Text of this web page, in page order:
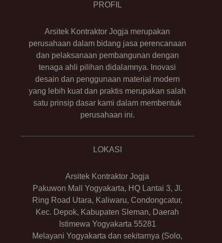
PROFIL
Arsitek Kontraktor Jogja merupakan
perusahaan dalam bidang jasa perencanaan
dan pelaksanaan pembangunan dengan
tenaga ahli pilihan didalamnya. Inovasi
desain dan penggunaan material modern
yang lebih kuat dan praktis merupakan salah
satu prinsip dasar kami dalam membentuk
perusahaan ini.
LOKASI
Arsitek Kontraktor Jogja
Pakuwon Mall Yogyakarta, HQ Lantai 3, Jl.
Ring Road Utara, Kaliwaru, Condongcatur,
Kec. Depok, Kabupaten Sleman, Daerah
Istimewa Yogyakarta 55281
Melayani Yogyakarta dan sekitarnya (Solo,